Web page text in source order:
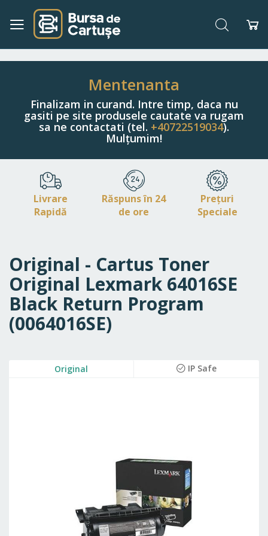
Navigați
Conținut
Căutare
Mentenanta
Finalizam in curand. Intre timp, daca nu
gasiti pe site produsele cautate va rugam
sa ne contactati (tel. +40722519034).
Mulțumim!
Livrare
Rapidă
Răspuns în 24
de ore
Prețuri
Speciale
Original - Cartus Toner
Original Lexmark 64016SE
Black Return Program
(0064016SE)
Original IP Safe